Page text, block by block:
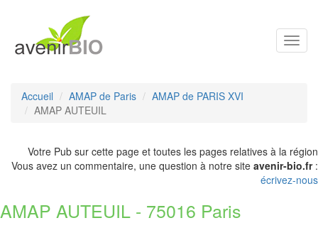
Accueil AMAP de Paris
AMAP de PARIS XVI
AMAP AUTEUIL
Votre Pub sur cette page et toutes les pages relatives à la région
Vous avez un commentaire, une question à notre site avenir-bio.fr:
écrivez-nous
AMAP AUTEUIL - 75016 Paris